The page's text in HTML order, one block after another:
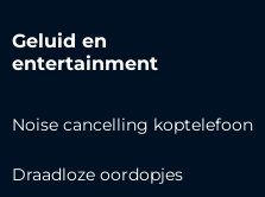
Geluid en
entertainment
Noise cancelling koptelefoon
Draadloze oordopjes